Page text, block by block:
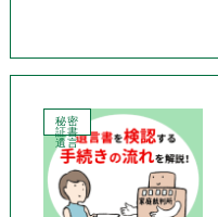
秘密
証書
遺言